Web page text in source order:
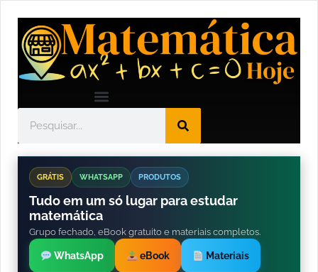
GRÁTIS WHATSAPP PRODUTOS
Tudo em um só lugar para estudar
matemática
Grupo fechado, eBook gratuito e materiais completos.
WhatsApp eBook Materiais